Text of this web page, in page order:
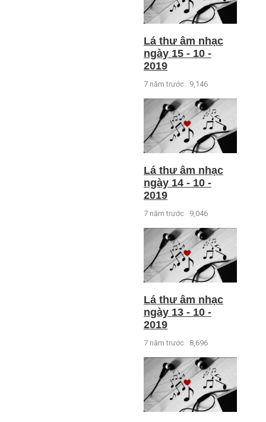
Lá thư âm nhạc
ngày 15 - 10 -
2019
7 năm trước 9,146
Lá thư âm nhạc
ngày 14 - 10 -
2019
7 năm trước 9,046
Lá thư âm nhạc
ngày 13 - 10 -
2019
7 năm trước 8,696